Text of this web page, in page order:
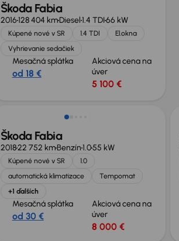
Škoda Fabia
2016128 404 kmDiesel1.4 TDI66 kW
Kúpené nové v SR 1.4 TDI
El.okna
Vyhrievanie sedačiek
Mesačná splátka
od 18 €
Akciová cena na
úver
5 100 €
Škoda Fabia
201822 752 kmBenzín1.055 kW
Kúpené nové v SR
1.0
automatická klimatizace
Tempomat
+1 ďalších
Mesačná splátka
od 30 €
Akciová cena na
úver
8 000 €